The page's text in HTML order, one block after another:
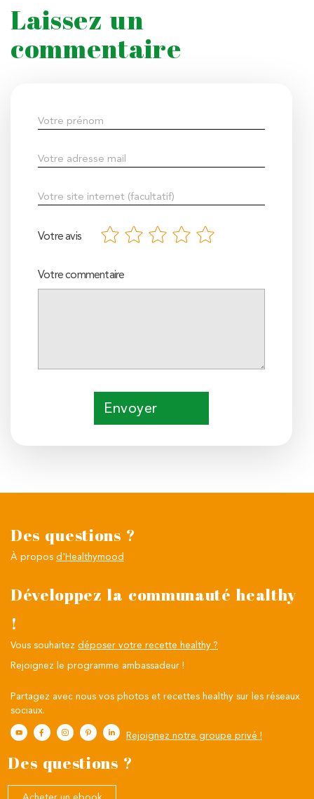
Laissez un
commentaire
Votre avis
Votre commentaire
Envoyer
Des questions ?
À propos d'Healthymood
Développez la communauté healthy
!
Vous souhaitez déposer votre recette healthy ?
Rejoignez le programme ambassadeur !
Partagez avec nous vos photos et recettes healthy sur les réseaux
sociaux.
Rejoignez notre groupe privé !
Des questions ?